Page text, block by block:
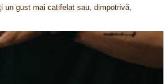
gust mai catifelat sau, dimpotrivă,